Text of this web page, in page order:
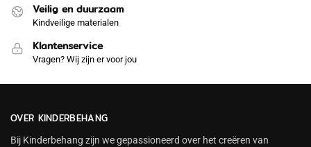
Veilig en duurzaam
Kindveilige materialen
Klantenservice
Vragen? Wij zijn er voor jou
OVER KINDERBEHANG
Bij Kinderbehang zijn we gepassioneerd over het creëren van